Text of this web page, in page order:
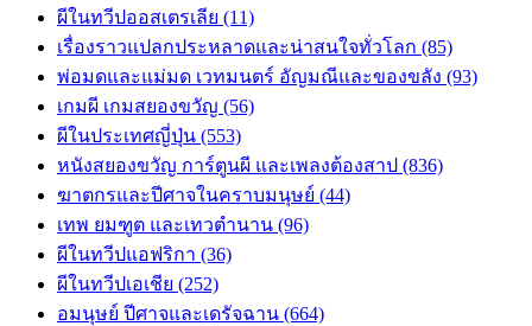
ผีในทวีปออสเตรเลีย (11)
เรื่องราวแปลกประหลาดและน่าสนใจทั่วโลก (85)
พ่อมดและแม่มด เวทมนตร์ อัญมณีและของขลัง (93)
เกมผี เกมสยองขวัญ (56)
ผีในประเทศญี่ปุ่น (553)
หนังสยองขวัญ การ์ตูนผี และเพลงต้องสาป (836)
ฆาตกรและปีศาจในคราบมนุษย์ (44)
เทพ ยมฑูต และเทวตำนาน (96)
ผีในทวีปแอฟริกา (36)
ผีในทวีปเอเชีย (252)
อมนุษย์ ปีศาจและเดรัจฉาน (664)